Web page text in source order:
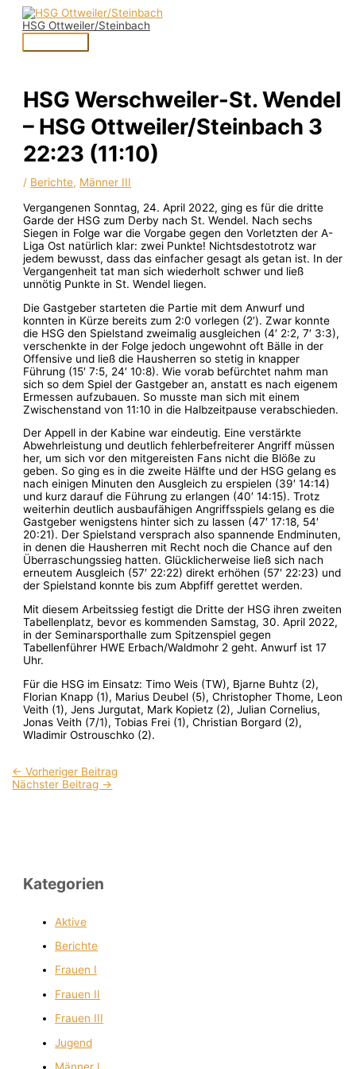
Zum
Inhalt
springen
HSG Ottweiler/Steinbach
Hauptmenü
Kategorien
Aktive
Berichte
Frauen I
Frauen II
Frauen III
Jugend
HSG Werschweiler-St. Wendel
– HSG Ottweiler/Steinbach 3
22:23 (11:10)
/ Berichte, Männer III
Vergangenen Sonntag, 24. April 2022, ging es für die dritte
Garde der HSG zum Derby nach St. Wendel. Nach sechs
Siegen in Folge war die Vorgabe gegen den Vorletzten der A-
Liga Ost natürlich klar: zwei Punkte! Nichtsdestotrotz war
jedem bewusst, dass das einfacher gesagt als getan ist. In der
Vergangenheit tat man sich wiederholt schwer und ließ
unnötig Punkte in St. Wendel liegen.
Die Gastgeber starteten die Partie mit dem Anwurf und
konnten in Kürze bereits zum 2:0 vorlegen (2′). Zwar konnte
die HSG den Spielstand zweimalig ausgleichen (4′ 2:2, 7′ 3:3),
verschenkte in der Folge jedoch ungewohnt oft Bälle in der
Offensive und ließ die Hausherren so stetig in knapper
Führung (15′ 7:5, 24′ 10:8). Wie vorab befürchtet nahm man
sich so dem Spiel der Gastgeber an, anstatt es nach eigenem
Ermessen aufzubauen. So musste man sich mit einem
Zwischenstand von 11:10 in die Halbzeitpause verabschieden.
Der Appell in der Kabine war eindeutig. Eine verstärkte
Abwehrleistung und deutlich fehlerbefreiterer Angriff müssen
her, um sich vor den mitgereisten Fans nicht die Blöße zu
geben. So ging es in die zweite Hälfte und der HSG gelang es
nach einigen Minuten den Ausgleich zu erspielen (39′ 14:14)
und kurz darauf die Führung zu erlangen (40′ 14:15). Trotz
weiterhin deutlich ausbaufähigen Angriffsspiels gelang es die
Gastgeber wenigstens hinter sich zu lassen (47′ 17:18, 54′
20:21). Der Spielstand versprach also spannende Endminuten,
in denen die Hausherren mit Recht noch die Chance auf den
Überraschungssieg hatten. Glücklicherweise ließ sich nach
erneutem Ausgleich (57′ 22:22) direkt erhöhen (57′ 22:23) und
der Spielstand konnte bis zum Abpfiff gerettet werden.
Mit diesem Arbeitssieg festigt die Dritte der HSG ihren zweiten
Tabellenplatz, bevor es kommenden Samstag, 30. April 2022,
in der Seminarsporthalle zum Spitzenspiel gegen
Tabellenführer HWE Erbach/Waldmohr 2 geht. Anwurf ist 17
Uhr.
Für die HSG im Einsatz: Timo Weis (TW), Bjarne Buhtz (2),
Florian Knapp (1), Marius Deubel (5), Christopher Thome, Leon
Veith (1), Jens Jurgutat, Mark Kopietz (2), Julian Cornelius,
Jonas Veith (7/1), Tobias Frei (1), Christian Borgard (2),
Wladimir Ostrouschko (2).
← Vorheriger Beitrag
Nächster Beitrag →